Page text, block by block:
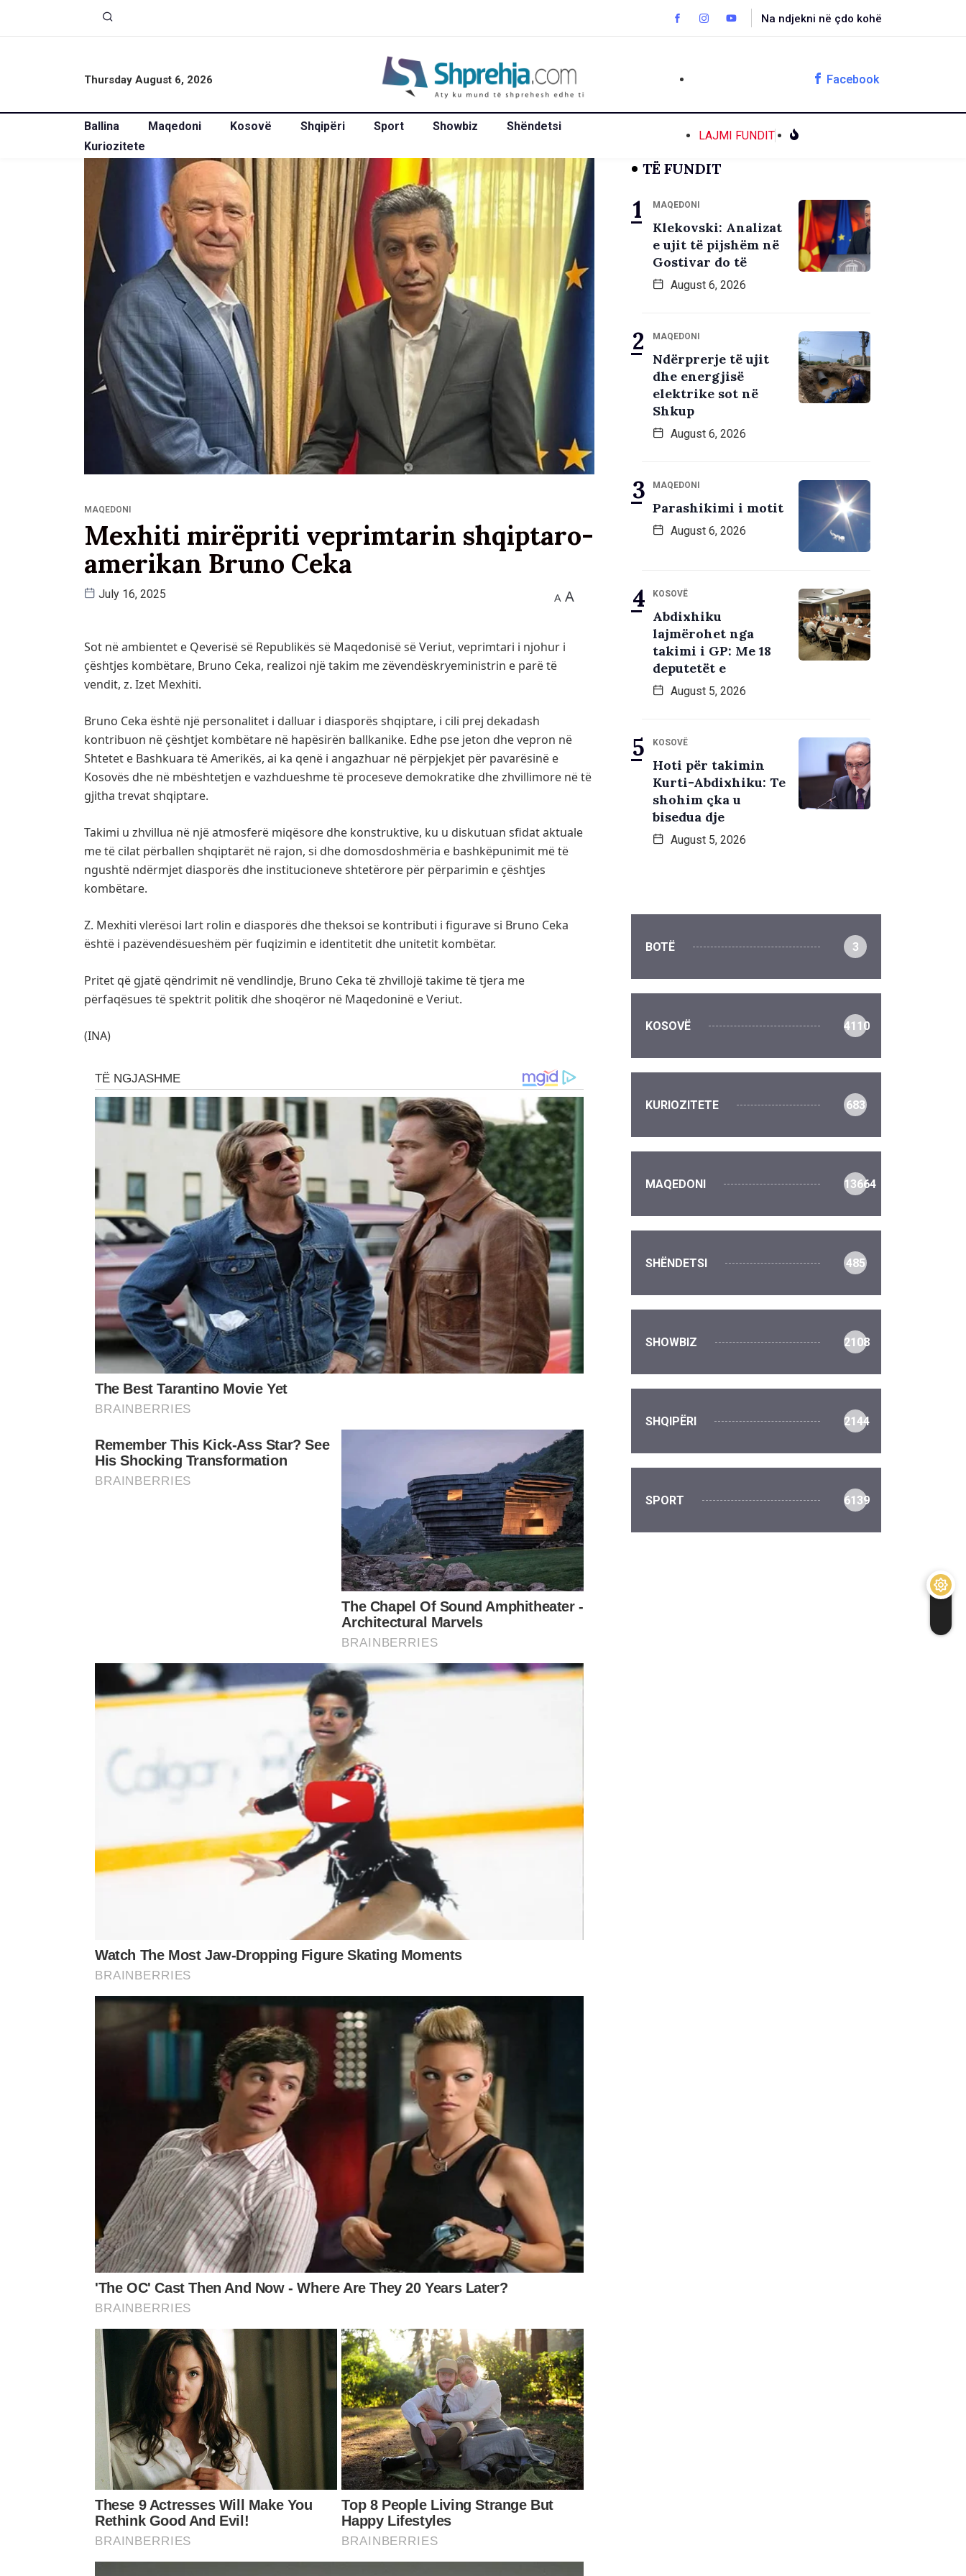
Na ndjekni në çdo kohë
Thursday August 6, 2026 Facebook
Ballina Maqedoni Kosovë Shqipëri Sport Showbiz
Shëndetsi
Kuriozitete
LAJMI FUNDIT
MAQEDONI
Mexhiti mirëpriti veprimtarin shqiptaro-
amerikan Bruno Ceka
July 16, 2025 A A
Sot në ambientet e Qeverisë së Republikës së Maqedonisë së Veriut, veprimtari i njohur i
çështjes kombëtare, Bruno Ceka, realizoi një takim me zëvendëskryeministrin e parë të
vendit, z. Izet Mexhiti.
Bruno Ceka është një personalitet i dalluar i diasporës shqiptare, i cili prej dekadash
kontribuon në çështjet kombëtare në hapësirën ballkanike. Edhe pse jeton dhe vepron në
Shtetet e Bashkuara të Amerikës, ai ka qenë i angazhuar në përpjekjet për pavarësinë e
Kosovës dhe në mbështetjen e vazhdueshme të proceseve demokratike dhe zhvillimore në të
gjitha trevat shqiptare.
Takimi u zhvillua në një atmosferë miqësore dhe konstruktive, ku u diskutuan sfidat aktuale
me të cilat përballen shqiptarët në rajon, si dhe domosdoshmëria e bashkëpunimit më të
ngushtë ndërmjet diasporës dhe institucioneve shtetërore për përparimin e çështjes
kombëtare.
Z. Mexhiti vlerësoi lart rolin e diasporës dhe theksoi se kontributi i figurave si Bruno Ceka
është i pazëvendësueshëm për fuqizimin e identitetit dhe unitetit kombëtar.
Pritet që gjatë qëndrimit në vendlindje, Bruno Ceka të zhvillojë takime të tjera me
përfaqësues të spektrit politik dhe shoqëror në Maqedoninë e Veriut.
(INA)
TË FUNDIT
MAQEDONI
Klekovski: Analizat
e ujit të pijshëm në
Gostivar do të
August 6, 2026
MAQEDONI
Ndërprerje të ujit
dhe energjisë
elektrike sot në
Shkup
August 6, 2026
MAQEDONI
Parashikimi i motit
August 6, 2026
KOSOVË
Abdixhiku
lajmërohet nga
takimi i GP: Me 18
deputetët e
August 5, 2026
KOSOVË
Hoti për takimin
Kurti-Abdixhiku: Te
shohim çka u
bisedua dje
August 5, 2026
BOTË 3
KOSOVË 4110
KURIOZITETE 683
MAQEDONI 13664
SHËNDETSI 485
SHOWBIZ 2108
SHQIPËRI 2144
SPORT 6139